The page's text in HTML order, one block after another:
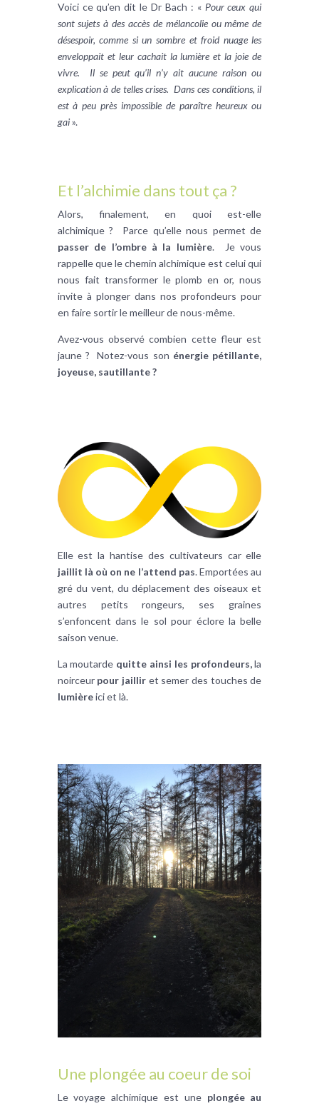
Voici ce qu’en dit le Dr Bach : « Pour ceux qui
sont sujets à des accès de mélancolie ou même de
désespoir, comme si un sombre et froid nuage les
enveloppait et leur cachait la lumière et la joie de
vivre. Il se peut qu’il n’y ait aucune raison ou
explication à de telles crises. Dans ces conditions, il
est à peu près impossible de paraître heureux ou
gai».
Et l’alchimie dans tout ça ?
Alors, finalement, en quoi est-elle
alchimique ? Parce qu’elle nous permet de
passer de l’ombre à la lumière. Je vous
rappelle que le chemin alchimique est celui qui
nous fait transformer le plomb en or, nous
invite à plonger dans nos profondeurs pour
en faire sortir le meilleur de nous-même.
Avez-vous observé combien cette fleur est
jaune ? Notez-vous son énergie pétillante,
joyeuse, sautillante ?
Elle est la hantise des cultivateurs car elle
jaillit là où on ne l’attend pas. Emportées au
gré du vent, du déplacement des oiseaux et
autres petits rongeurs, ses graines
s’enfoncent dans le sol pour éclore la belle
saison venue.
La moutarde quitte ainsi les profondeurs,la
noirceur pour jailliret semer des touches de
lumièreici et là.
Une plongée au coeur de soi
Le voyage alchimique est une plongée au